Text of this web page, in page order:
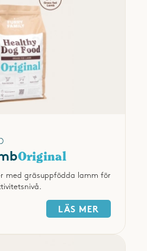
Original
med gräsuppfödda lamm för
LÄS MER